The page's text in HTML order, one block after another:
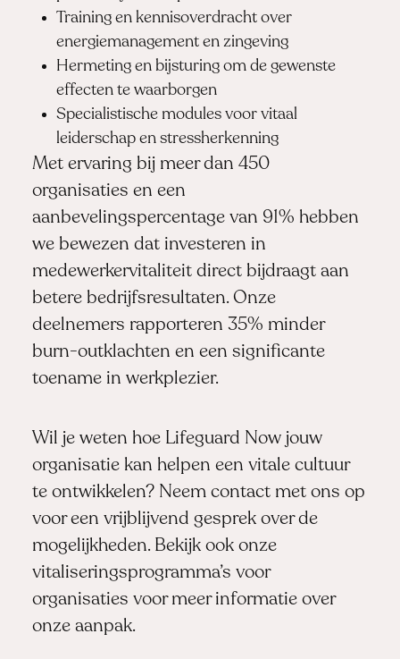
Training en kennisoverdracht over
energiemanagement en zingeving
Hermeting en bijsturing om de gewenste
effecten te waarborgen
Specialistische modules voor vitaal
leiderschap en stressherkenning
Met ervaring bij meer dan 450
organisaties en een
aanbevelingspercentage van 91% hebben
we bewezen dat investeren in
medewerkervitaliteit direct bijdraagt aan
betere bedrijfsresultaten. Onze
deelnemers rapporteren 35% minder
burn-outklachten en een significante
toename in werkplezier.
Wil je weten hoe Lifeguard Now jouw
organisatie kan helpen een vitale cultuur
te ontwikkelen? Neem contact met ons op
voor een vrijblijvend gesprek over de
mogelijkheden. Bekijk ook onze
vitaliseringsprogramma’s voor
organisaties voor meer informatie over
onze aanpak.